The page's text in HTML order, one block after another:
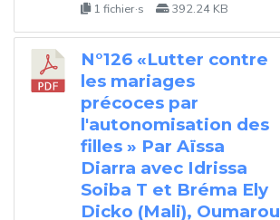
1 fichier·s 392.24 KB
N°126 «Lutter contre
les mariages
précoces par
l'autonomisation des
filles » Par Aïssa
Diarra avec Idrissa
Soiba T et Bréma Ely
Dicko (Mali), Oumarou